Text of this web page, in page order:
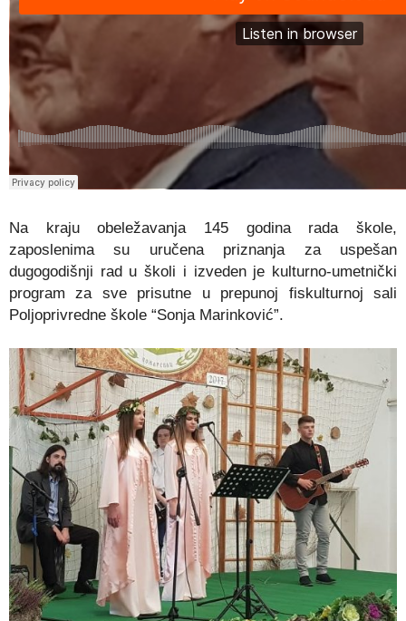
Na kraju obeležavanja 145 godina rada škole,
zaposlenima su uručena priznanja za uspešan
dugogodišnji rad u školi i izveden je kulturno-umetnički
program za sve prisutne u prepunoj fiskulturnoj sali
Poljoprivredne škole “Sonja Marinković”.